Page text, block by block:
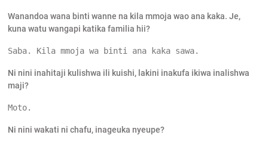
Wanandoa wana binti wanne na kila mmoja wao ana kaka. Je,
kuna watu wangapi katika familia hii?
Saba. Kila mmoja wa binti ana kaka sawa.
Ni nini inahitaji kulishwa ili kuishi, lakini inakufa ikiwa inalishwa
maji?
Moto.
Ni nini wakati ni chafu, inageuka nyeupe?